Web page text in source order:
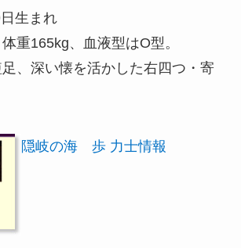
生まれ
重165kg、血液型はO型。
足、深い懐を活かした右四つ・寄
隠岐の海 歩 力士情報